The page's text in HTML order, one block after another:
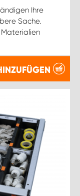
Ihre
Sache.
Materialien